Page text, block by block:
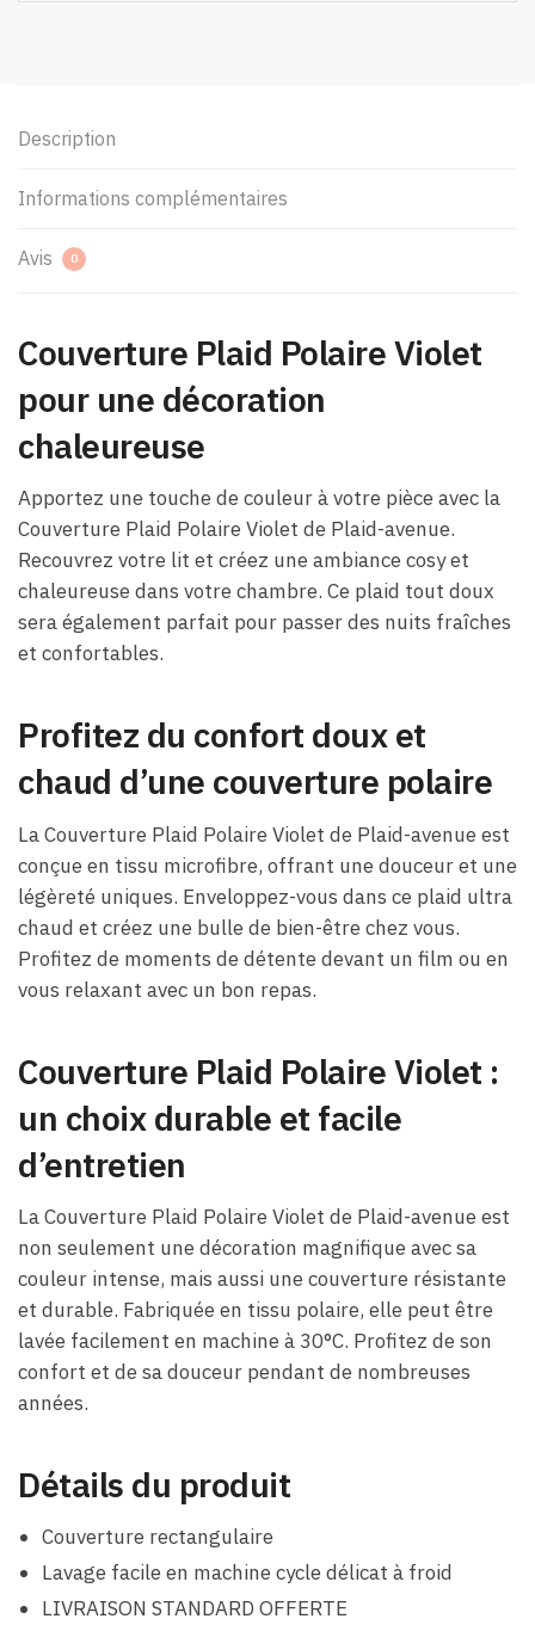
Description
Informations complémentaires
Avis 0
Couverture Plaid Polaire Violet
pour une décoration
chaleureuse
Apportez une touche de couleur à votre pièce avec la
Couverture Plaid Polaire Violet de Plaid-avenue.
Recouvrez votre lit et créez une ambiance cosy et
chaleureuse dans votre chambre. Ce plaid tout doux
sera également parfait pour passer des nuits fraîches
et confortables.
Profitez du confort doux et
chaud d’une couverture polaire
La Couverture Plaid Polaire Violet de Plaid-avenue est
conçue en tissu microfibre, offrant une douceur et une
légèreté uniques. Enveloppez-vous dans ce plaid ultra
chaud et créez une bulle de bien-être chez vous.
Profitez de moments de détente devant un film ou en
vous relaxant avec un bon repas.
Couverture Plaid Polaire Violet :
un choix durable et facile
d’entretien
La Couverture Plaid Polaire Violet de Plaid-avenue est
non seulement une décoration magnifique avec sa
couleur intense, mais aussi une couverture résistante
et durable. Fabriquée en tissu polaire, elle peut être
lavée facilement en machine à 30°C. Profitez de son
confort et de sa douceur pendant de nombreuses
années.
Détails du produit
Couverture rectangulaire
Lavage facile en machine cycle délicat à froid
LIVRAISON STANDARD OFFERTE